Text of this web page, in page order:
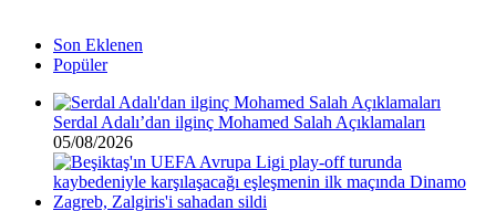
Son Eklenen
Popüler
Serdal Adalı’dan ilginç Mohamed Salah Açıklamaları
05/08/2026